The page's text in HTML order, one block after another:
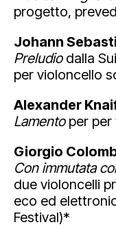
progetto,
Johann
Preludiodalla
per violoncello
Alexander
Lamento per
Giorgio
Con immutata
due violoncelli
eco ed
Festival)*